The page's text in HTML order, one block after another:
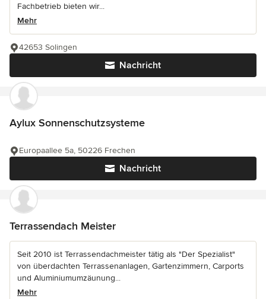
Fachbetrieb bieten wir...
Mehr
Nachricht
42653 Solingen
Aylux Sonnenschutzsysteme
Nachricht
Europaallee 5a, 50226 Frechen
Terrassendach Meister
Seit 2010 ist Terrassendachmeister tätig als "Der Spezialist"
von überdachten Terrassenanlagen, Gartenzimmern, Carports
und Aluminiumumzäunung...
Mehr